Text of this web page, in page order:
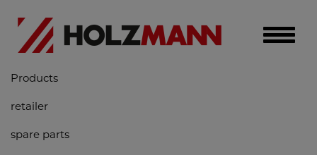
Toggle
Products
retailer
spare parts